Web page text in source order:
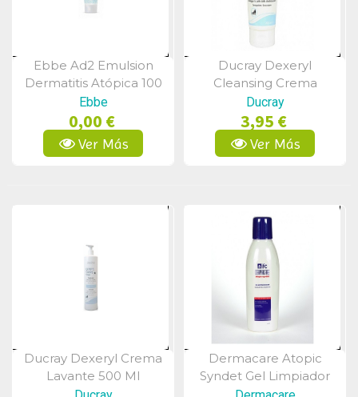
Vista Rápida
Ebbe Ad2 Emulsion
Dermatitis Atópica 100
Ml
Ebbe
0,00 €
Ver Más
Vista Rápida
Ducray Dexeryl
Cleansing Crema
Limpiadora 200 Ml
Ducray
3,95 €
Ver Más
Vista Rápida
Ducray Dexeryl Crema
Lavante 500 Ml
Vista Rápida
Dermacare Atopic
Syndet Gel Limpiador
Suave 750 Ml